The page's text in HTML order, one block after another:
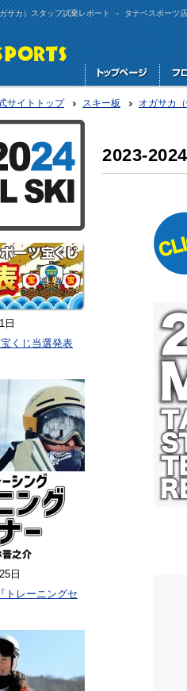
サカ）スタッフ試乗レポート - タナベスポー
サイトトップ スキー板 オガサカ（
2023-
日
くじ当選発表
日
トレーニングセ